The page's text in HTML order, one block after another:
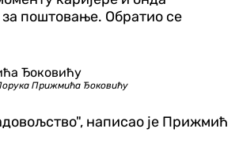
поштовање. Обратио се
Прижмића Ђоковићу
написао је Прижмић